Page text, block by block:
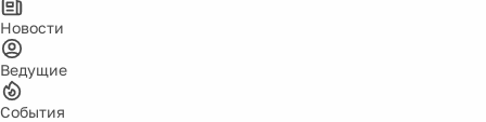
Новости
Ведущие
События